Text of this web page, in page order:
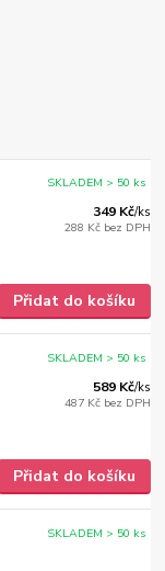
349 Kč/ks
288 Kč bez DPH
SKLADEM > 50 ks
Přidat do košíku
589 Kč/ks
487 Kč bez DPH
SKLADEM > 50 ks
Přidat do košíku
SKLADEM > 50 ks